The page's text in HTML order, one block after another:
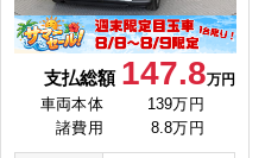
支払総額 147.8万円
車両本体
139万円
諸費用
8.8万円